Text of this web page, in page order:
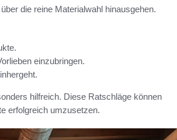
die reine Materialwahl hinausgehen.
einzubringen.
hilfreich. Diese Ratschläge können
erfolgreich umzusetzen.